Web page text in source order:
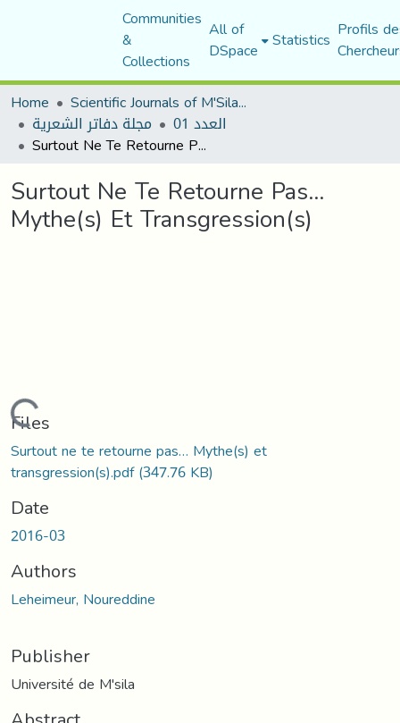
Communities
&
Collections
All of
DSpace Statistics Profils
Home
Scientific Journals of M'Sila University
مجلة دفاتر الشعرية العدد 01
Surtout Ne Te Retourne Pas… Mythe(s) Et Transgression(s)
Surtout Ne Te Retourne Pas…
Mythe(s) Et Transgression(s)
Loading...
Files
Surtout ne te retourne pas… Mythe(s) et
transgression(s).pdf(347.76 KB)
Date
2016-03
Authors
Leheimeur, Noureddine
Publisher
Université de M'sila